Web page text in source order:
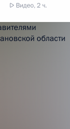
Видео, 2 ч.